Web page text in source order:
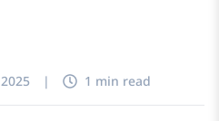
de PDF
| 1 min read